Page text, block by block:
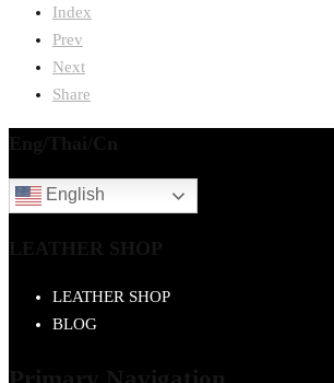
Index
Prev
Next
Share
English
LEATHER SHOP
BLOG